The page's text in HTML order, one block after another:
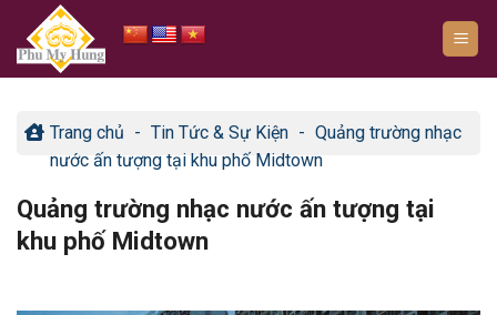
nội
Trang chủ - Tin Tức & Sự Kiện - Quảng trường nhạc
nước ấn tượng tại khu phố Midtown
Quảng trường nhạc nước ấn tượng tại
khu phố Midtown